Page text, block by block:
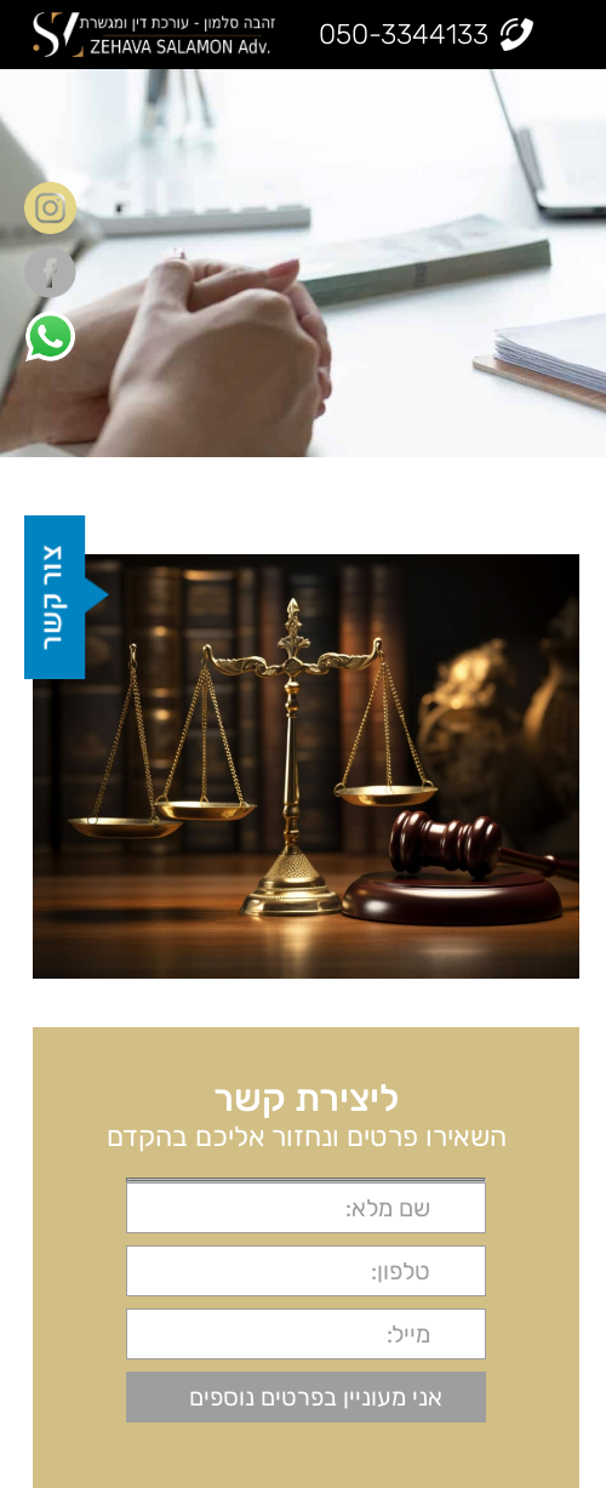
050-3344133
ליצירת קשר
השאירו פרטים ונחזור אליכם בהקדם